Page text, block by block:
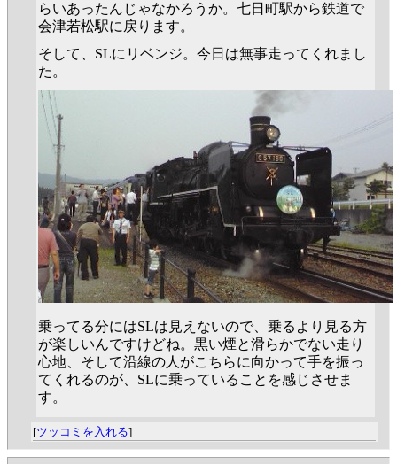
らいあったんじゃなかろうか。七日町駅から鉄道で
会津若松駅に戻ります。
そして、SLにリベンジ。今日は無事走ってくれまし
た。
乗ってる分にはSLは見えないので、乗るより見る方
が楽しいんですけどね。黒い煙と滑らかでない走り
心地、そして沿線の人がこちらに向かって手を振っ
てくれるのが、SLに乗っていることを感じさせま
す。
[ツッコミを入れる]